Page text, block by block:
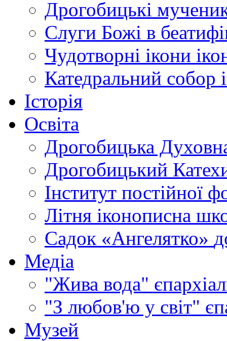
Дрогобицькі
Слуги Божі в
Чудотворні ікони
Катедральний собор
Історія
Освіта
Дрогобицька
Дрогобицький
Інститут постійної
Літня іконописна
Садок «Ангелятко»
Медіа
"Жива вода"
"З любов'ю у світ"
Музей